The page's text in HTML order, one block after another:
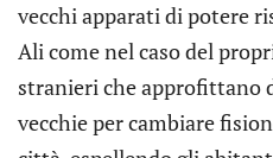
vecchi apparati di potere
Ali come nel caso del
stranieri che approfittano
vecchie per cambiare